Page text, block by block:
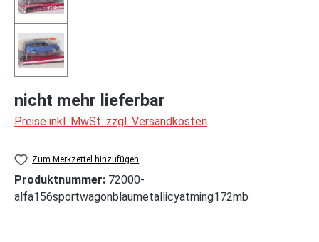
nicht mehr lieferbar
Preise inkl. MwSt. zzgl. Versandkosten
Zum Merkzettel hinzufügen
Produktnummer: 72000-
alfa156sportwagonblaumetallicyatming172mb